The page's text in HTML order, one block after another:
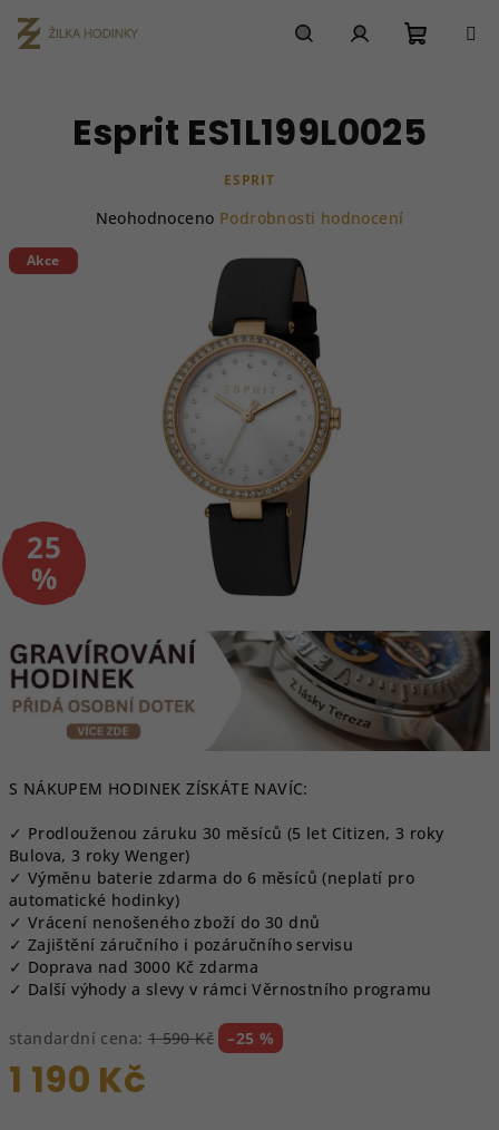
na
obsah
košík
S NÁKUPEM HODINEK ZÍSKÁTE NAVÍC:
✓ Prodlouženou záruku 30 měsíců (5 let Citizen, 3 roky
Bulova, 3 roky Wenger)
✓ Výměnu baterie zdarma do 6 měsíců (neplatí pro
automatické hodinky)
✓ Vrácení nenošeného zboží do 30 dnů
✓ Zajištění záručního i pozáručního servisu
✓ Doprava nad 3000 Kč zdarma
✓ Další výhody a slevy v rámci Věrnostního programu
standardní cena: 1 590 Kč –25 %
1 190 Kč
Esprit ES1L199L0025
ESPRIT
produktu
Neohodnoceno Podrobnosti hodnocení
Akce
25
%